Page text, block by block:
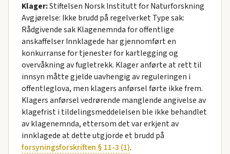
Klager:Stiftelsen Norsk Institutt for Naturforskning
Avgjørelse: Ikke brudd på regelverket Type sak:
Rådgivende sak Klagenemnda for offentlige
anskaffelser Innklagede har gjennomført en
konkurranse for tjenester for kartlegging og
overvåkning av fugletrekk. Klager anførte at rett til
innsyn måtte gjelde uavhengig av reguleringen i
offentleglova, men klagers anførsel førte ikke frem.
Klagers anførsel vedrørende manglende angivelse av
klagefrist i tildelingsmeddelelsen ble ikke behandlet
av klagenemnda, ettersom det var erkjent av
innklagede at dette utgjorde et brudd på
forsyningsforskriften § 11-3 (1).